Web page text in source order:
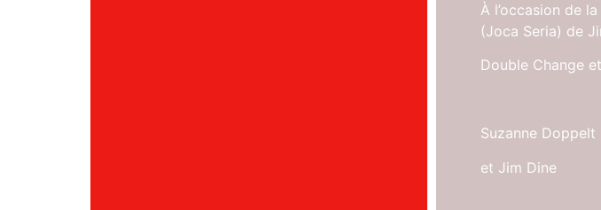
À l’occasion de
(Joca Seria) de
Double Change
Suzanne Doppelt
et Jim Dine